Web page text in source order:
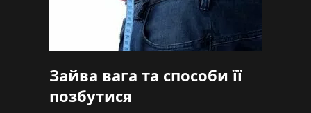
Зайва вага та способи її
позбутися